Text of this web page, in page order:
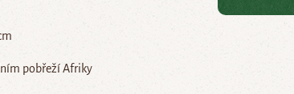
pobřeží Afriky